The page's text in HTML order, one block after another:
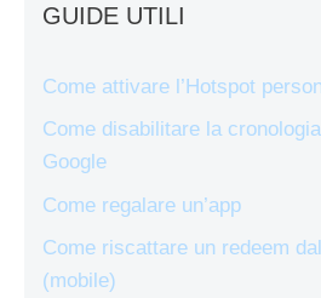
GUIDE UTILI
Come attivare l’Hotspot
Come disabilitare la
Google
Come regalare un’app
Come riscattare un redeem
(mobile)